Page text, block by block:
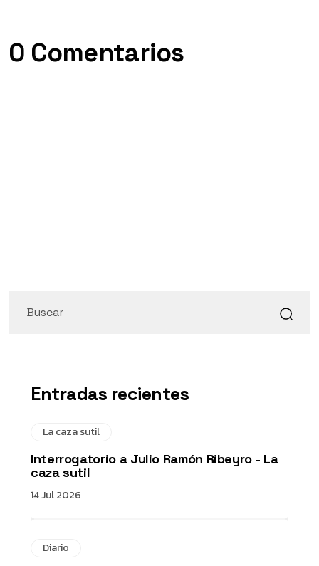
0 Comentarios
Entradas recientes
La caza sutil
Interrogatorio a Julio Ramón Ribeyro - La
caza sutil
14 Jul 2026
Diario